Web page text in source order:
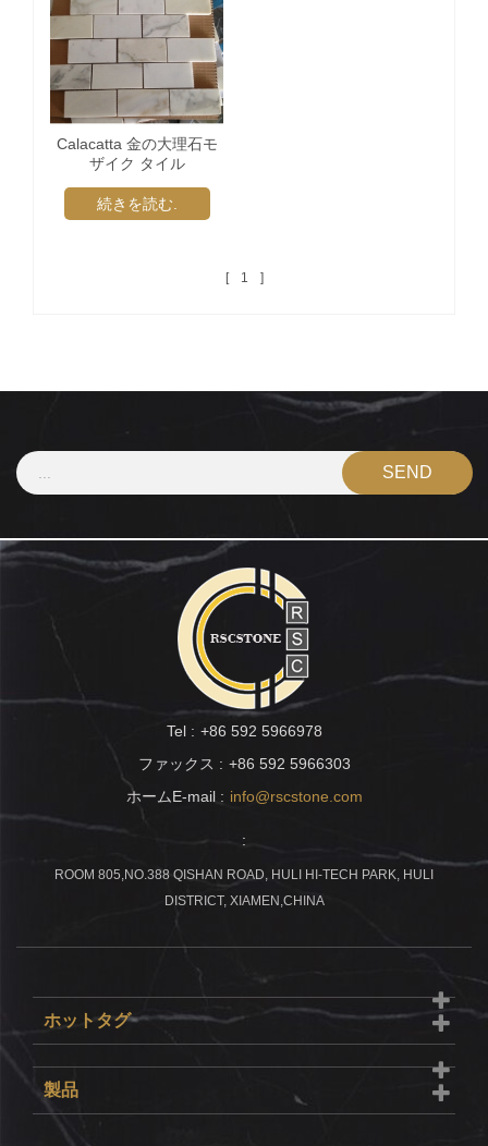
Calacatta 金の大理石モ
ザイク タイル
続きを読む.
1
Tel : +86 592 5966978
ファックス : +86 592 5966303
ホームE-mail : info@rscstone.com
:
ROOM 805,NO.388 QISHAN ROAD, HULI HI-TECH PARK, HULI
DISTRICT, XIAMEN,CHINA
ホットタグ
製品